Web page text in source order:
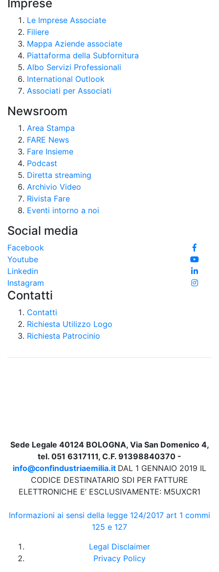
Imprese
Le Imprese Associate
Filiere
Mappa Aziende associate
Piattaforma della Subfornitura
Albo Servizi Professionali
International Outlook
Associati per Associati
Newsroom
Area Stampa
FARE News
Fare Insieme
Podcast
Diretta streaming
Archivio Video
Rivista Fare
Eventi intorno a noi
Social media
Facebook
Youtube
Linkedin
Instagram
Contatti
Contatti
Richiesta Utilizzo Logo
Richiesta Patrocinio
Sede Legale 40124 BOLOGNA, Via San Domenico 4,
tel. 051 6317111, C.F. 91398840370 -
info@confindustriaemilia.it DAL 1 GENNAIO 2019 IL
CODICE DESTINATARIO SDI PER FATTURE
ELETTRONICHE E’ ESCLUSIVAMENTE: M5UXCR1
Informazioni ai sensi della legge 124/2017 art 1 commi
125 e 127
Legal Disclaimer
Privacy Policy